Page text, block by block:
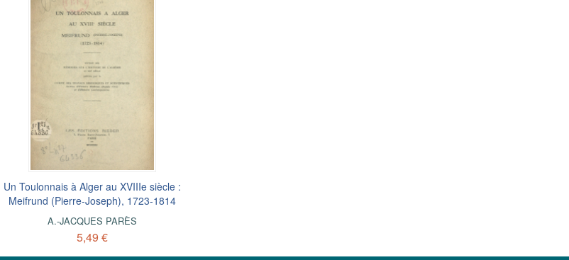
Un Toulonnais à Alger au XVIIIe siècle :
Meifrund (Pierre-Joseph), 1723-1814
A.-JACQUES PARÈS
5,49 €